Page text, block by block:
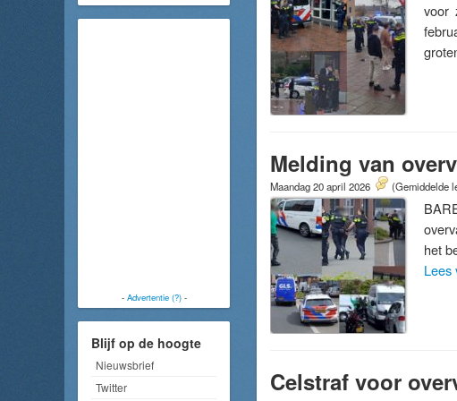
- Advertentie (?)-
Blijf op de hoogte
Nieuwsbrief
Twitter
voor
Melding van
Maandag 20 april 2026 (Gemiddelde
het
Lees
Celstraf voor